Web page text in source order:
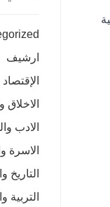
ارشيف
الاخلاق
الادب
الاسرة
التاريخ
التربية